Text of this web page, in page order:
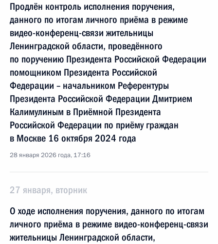
Продлён контроль исполнения поручения,
данного по итогам личного приёма в режиме
видео-конференц-связи жительницы
Ленинградской области, проведённого
по поручению Президента Российской Федерации
помощником Президента Российской
Федерации – начальником Референтуры
Президента Российской Федерации Дмитрием
Калимулиным в Приёмной Президента
Российской Федерации по приёму граждан
в Москве 16 октября 2024 года
28 января 2026 года, 17:16
27 января, вторник
О ходе исполнения поручения, данного по итогам
личного приёма в режиме видео-конференц-связи
жительницы Ленинградской области,